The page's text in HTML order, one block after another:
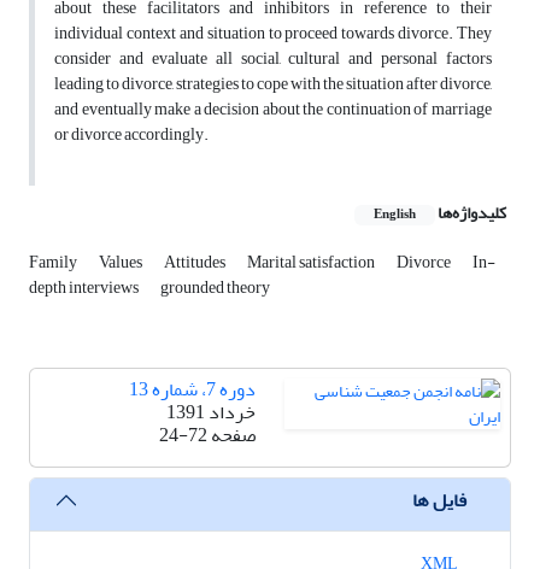
about these facilitators and inhibitors in reference to their
individual context and situation to proceed towards divorce. They
consider and evaluate all social, cultural and personal factors
leading to divorce, strategies to cope with the situation after divorce,
and eventually make a decision about the continuation of marriage
or divorce accordingly.
کلیدواژه‌ها English
Family Values Attitudes Marital satisfaction Divorce In-
depth interviews grounded theory
دوره 7، شماره 13
خرداد 1391
صفحه24-72
فایل ها